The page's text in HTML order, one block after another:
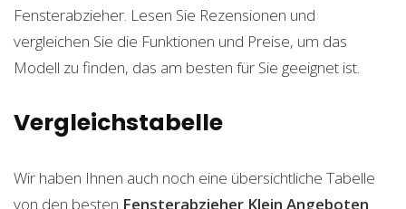
Fensterabzieher. Lesen Sie Rezensionen und
vergleichen Sie die Funktionen und Preise, um das
Modell zu finden, das am besten für Sie geeignet ist.
Vergleichstabelle
Wir haben Ihnen auch noch eine übersichtliche Tabelle
von den besten Fensterabzieher Klein Angeboten